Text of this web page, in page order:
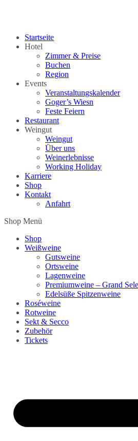
Startseite
Hotel
Zimmer & Preise
Buchen
Region
Events
Veranstaltungskalender
Goger’s Wiesn
Feste Feiern
Restaurant
Weingut
Weingut
Über uns
Weinerlebnisse
Working Holiday
Karriere
Shop
Kontakt
Anfahrt
Shop Menü
Shop
Weißweine
Gutsweine
Ortsweine
Lagenweine
Premiumweine – Grand
Edelsüße Spitzenweine
Roséweine
Rotweine
Sekt & Secco
Zubehör
Tickets